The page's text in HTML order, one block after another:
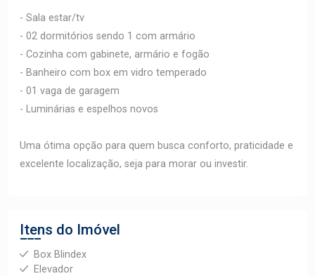
- Sala estar/tv
- 02 dormitórios sendo 1 com armário
- Cozinha com gabinete, armário e fogão
- Banheiro com box em vidro temperado
- 01 vaga de garagem
- Luminárias e espelhos novos
Uma ótima opção para quem busca conforto, praticidade e
excelente localização, seja para morar ou investir.
Itens do Imóvel
Box Blindex
Elevador